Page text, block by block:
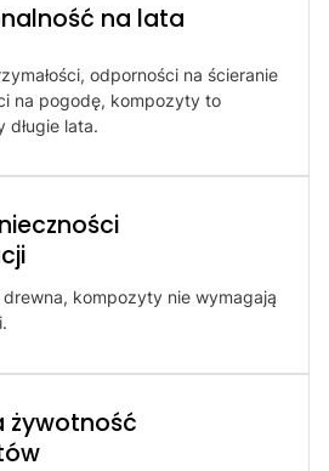
na lata
odporności na ścieranie
na pogodę, kompozyty to
długie lata.
kompozyty nie wymagają
żywotność